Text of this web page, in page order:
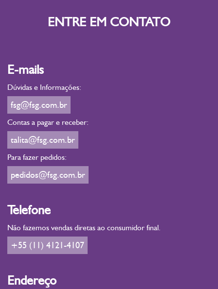
ENTRE EM CONTATO
E-mails
Dúvidas e Informações:
fsg@fsg.com.br
Contas a pagar e receber:
talita@fsg.com.br
Para fazer pedidos:
pedidos@fsg.com.br
Telefone
Não fazemos vendas diretas ao consumidor final.
+55 (11) 4121-4107
Endereço